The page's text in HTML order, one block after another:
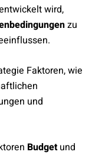
wird,
zu
Faktoren, wie
und
Budgetund